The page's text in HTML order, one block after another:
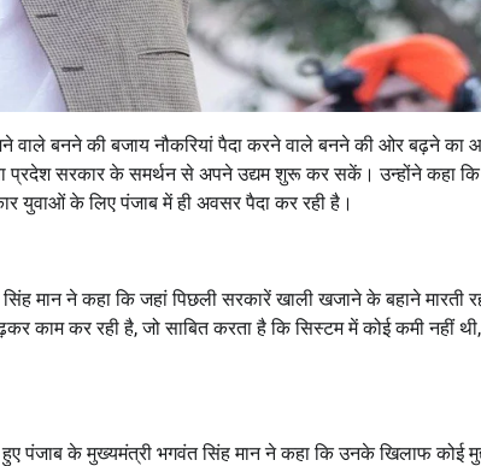
बनने की बजाय नौकरियां पैदा करने वाले बनने की ओर बढ़ने का
प्रदेश सरकार के समर्थन से अपने उद्यम शुरू कर सकें। उन्होंने कहा कि
युवाओं के लिए पंजाब में ही अवसर पैदा कर रही है।
मान ने कहा कि जहां पिछली सरकारें खाली खजाने के बहाने मारती
काम कर रही है, जो साबित करता है कि सिस्टम में कोई कमी नहीं
पंजाब के मुख्यमंत्री भगवंत सिंह मान ने कहा कि उनके खिलाफ कोई